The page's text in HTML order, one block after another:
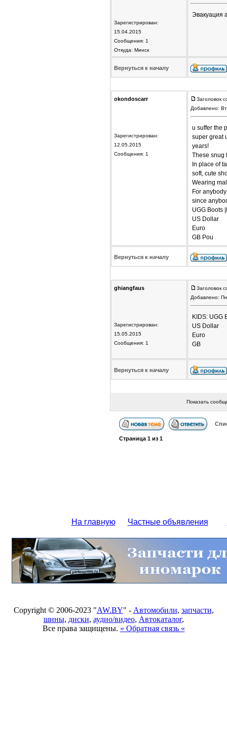
Зарегистрирован:
15.04.2015
Сообщения: 1
Откуда: Минск
Эвакуация
Вернуться к началу
okondoscarr
Зарегистрирован:
12.05.2015
Сообщения: 1
Заголовок
Добавлено:
u suffer the
super great
years!
These snug
In place of
soft, cute
Wearing
For
since
UGG Boots
US Dollar
Euro
GB Pou
Вернуться к началу
ghiangfaus
Зарегистрирован:
15.05.2015
Сообщения: 1
Заголовок
Добавлено:
KIDS: UGG
US Dollar
Euro
GB
Вернуться к началу
Показать
Страница 1из 1
На главную Частные объявления
Copyright © 2006-2023 "AW.BY" - Автомобили, запчасти,
шины, диски, аудио/видео, Автокаталог,
Все права защищены. » Обратная связь «